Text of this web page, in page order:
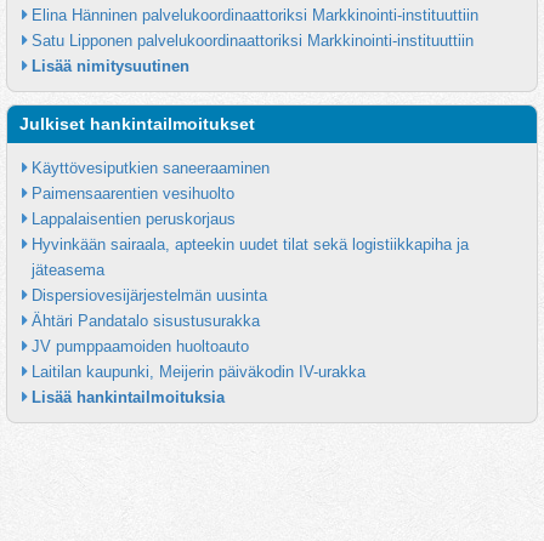
Elina Hänninen palvelukoordinaattoriksi Markkinointi-instituuttiin
Satu Lipponen palvelukoordinaattoriksi Markkinointi-instituuttiin
Lisää nimitysuutinen
Julkiset hankintailmoitukset
Käyttövesiputkien saneeraaminen
Paimensaarentien vesihuolto
Lappalaisentien peruskorjaus
Hyvinkään sairaala, apteekin uudet tilat sekä logistiikkapiha ja
jäteasema
Dispersiovesijärjestelmän uusinta
Ähtäri Pandatalo sisustusurakka
JV pumppaamoiden huoltoauto
Laitilan kaupunki, Meijerin päiväkodin IV-urakka
Lisää hankintailmoituksia